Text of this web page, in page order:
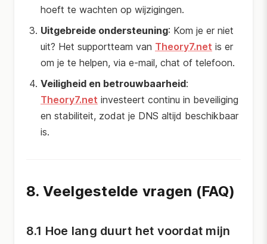
hoeft te wachten op wijzigingen.
Uitgebreide ondersteuning: Kom je er niet
uit? Het supportteam van Theory7.net is er
om je te helpen, via e-mail, chat of telefoon.
Veiligheid en betrouwbaarheid:
Theory7.net investeert continu in beveiliging
en stabiliteit, zodat je DNS altijd beschikbaar
is.
8. Veelgestelde vragen (FAQ)
8.1 Hoe lang duurt het voordat mijn